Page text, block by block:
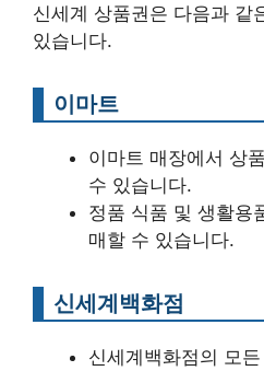
신세계 상품권은 다음과 같
있습니다.
이마트
이마트 매장에서 상
수 있습니다.
정품 식품 및 생활용
매할 수 있습니다.
신세계백화점
신세계백화점의 모